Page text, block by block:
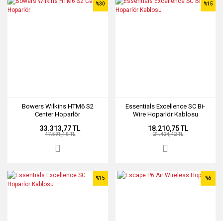
Bowers Wilkins HTM6 S2
Center Hoparlör
%30
33.313,77 TL
47.591,10 TL
Essentials Excellence SC Bi-
Wire Hoparlör Kablosu
%15
18.210,75 TL
21.424,42 TL
%15 %5